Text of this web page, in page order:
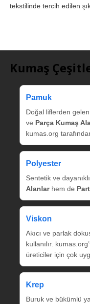
tekstilinde tercih edilen
Kumaş
Pamuk
Doğal liflerden gelen
ve Parça Kumaş
kumas.org tarafından
Polyester
Sentetik ve
Alanlarhem de
Viskon
Akıcı ve parlak
kullanılır.
üreticiler için çok
Krep
Buruk ve bükümlü